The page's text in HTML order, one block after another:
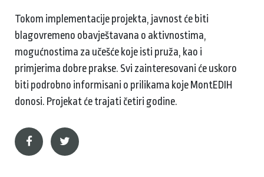
Tokom implementacije projekta, javnost će biti
blagovremeno obavještavana o aktivnostima,
mogućnostima za učešće koje isti pruža, kao i
primjerima dobre prakse. Svi zainteresovani će uskoro
biti podrobno informisani o prilikama koje MontEDIH
donosi. Projekat će trajati četiri godine.